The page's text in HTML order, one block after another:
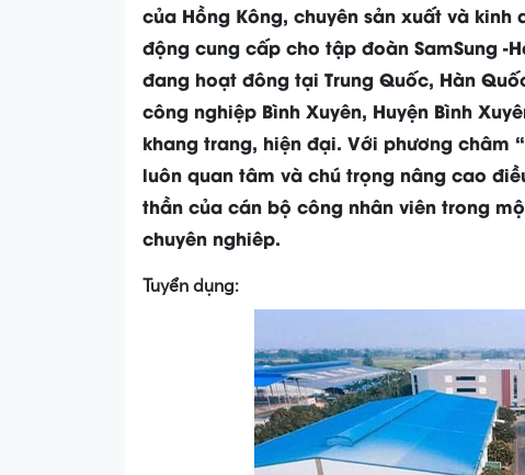
của Hồng Kông, chuyên sản xuất và
động cung cấp cho tập đoàn SamSung -
đang hoạt đông tại Trung Quốc, Hàn
công nghiệp Bình Xuyên, Huyện Bình
khang trang, hiện đại. Với phương châm
luôn quan tâm và chú trọng nâng cao
thần của cán bộ công nhân viên trong
chuyên nghiêp.
Tuyển dụng: